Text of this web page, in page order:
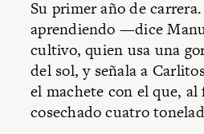
Su primer año de
aprendiendo —dice
cultivo, quien usa una
del sol, y señala a
el machete con el que,
cosechado cuatro